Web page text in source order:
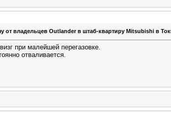
от владельцев Outlander в штаб-квартиру Mitsubishi в
при малейшей перегазовке.
отваливается.